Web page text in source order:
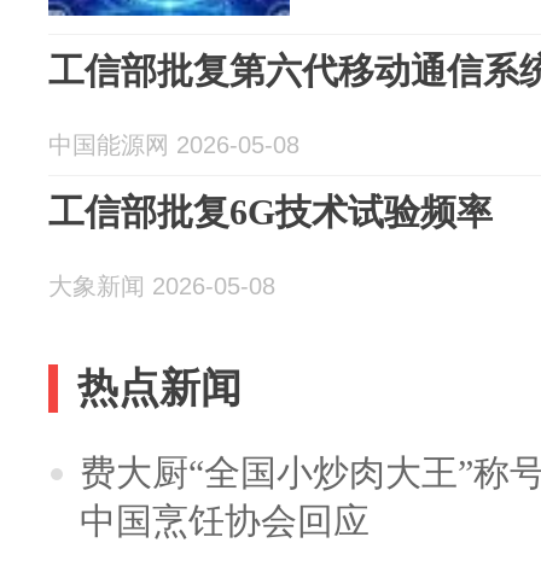
工信部批复第六代移动通信系
中国能源网 2026-05-08
工信部批复6G技术试验频率
大象新闻 2026-05-08
热点新闻
费大厨“全国小炒肉大王”称
中国烹饪协会回应